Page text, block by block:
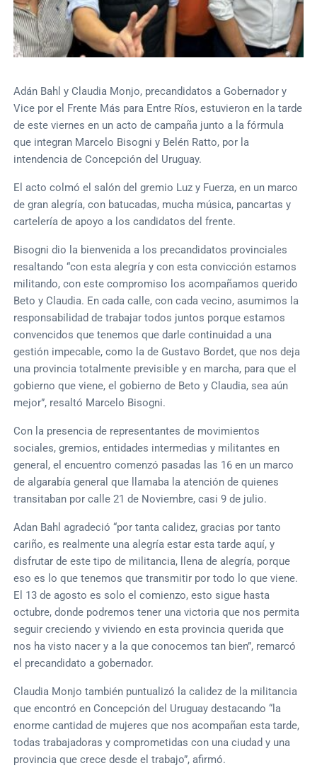
Adán Bahl y Claudia Monjo, precandidatos a Gobernador y
Vice por el Frente Más para Entre Ríos, estuvieron en la tarde
de este viernes en un acto de campaña junto a la fórmula
que integran Marcelo Bisogni y Belén Ratto, por la
intendencia de Concepción del Uruguay.
El acto colmó el salón del gremio Luz y Fuerza, en un marco
de gran alegría, con batucadas, mucha música, pancartas y
cartelería de apoyo a los candidatos del frente.
Bisogni dio la bienvenida a los precandidatos provinciales
resaltando “con esta alegría y con esta convicción estamos
militando, con este compromiso los acompañamos querido
Beto y Claudia. En cada calle, con cada vecino, asumimos la
responsabilidad de trabajar todos juntos porque estamos
convencidos que tenemos que darle continuidad a una
gestión impecable, como la de Gustavo Bordet, que nos deja
una provincia totalmente previsible y en marcha, para que el
gobierno que viene, el gobierno de Beto y Claudia, sea aún
mejor”, resaltó Marcelo Bisogni.
Con la presencia de representantes de movimientos
sociales, gremios, entidades intermedias y militantes en
general, el encuentro comenzó pasadas las 16 en un marco
de algarabía general que llamaba la atención de quienes
transitaban por calle 21 de Noviembre, casi 9 de julio.
Adan Bahl agradeció “por tanta calidez, gracias por tanto
cariño, es realmente una alegría estar esta tarde aquí, y
disfrutar de este tipo de militancia, llena de alegría, porque
eso es lo que tenemos que transmitir por todo lo que viene.
El 13 de agosto es solo el comienzo, esto sigue hasta
octubre, donde podremos tener una victoria que nos permita
seguir creciendo y viviendo en esta provincia querida que
nos ha visto nacer y a la que conocemos tan bien”, remarcó
el precandidato a gobernador.
Claudia Monjo también puntualizó la calidez de la militancia
que encontró en Concepción del Uruguay destacando “la
enorme cantidad de mujeres que nos acompañan esta tarde,
todas trabajadoras y comprometidas con una ciudad y una
provincia que crece desde el trabajo”, afirmó.